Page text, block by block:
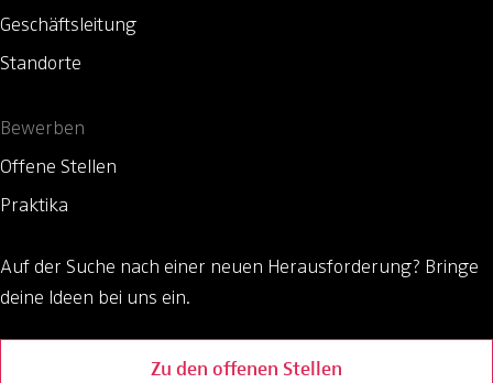
Geschäftsleitung
Standorte
Bewerben
Offene Stellen
Praktika
Auf der Suche nach einer neuen Herausforderung? Bringe
deine Ideen bei uns ein.
Zu den offenen Stellen